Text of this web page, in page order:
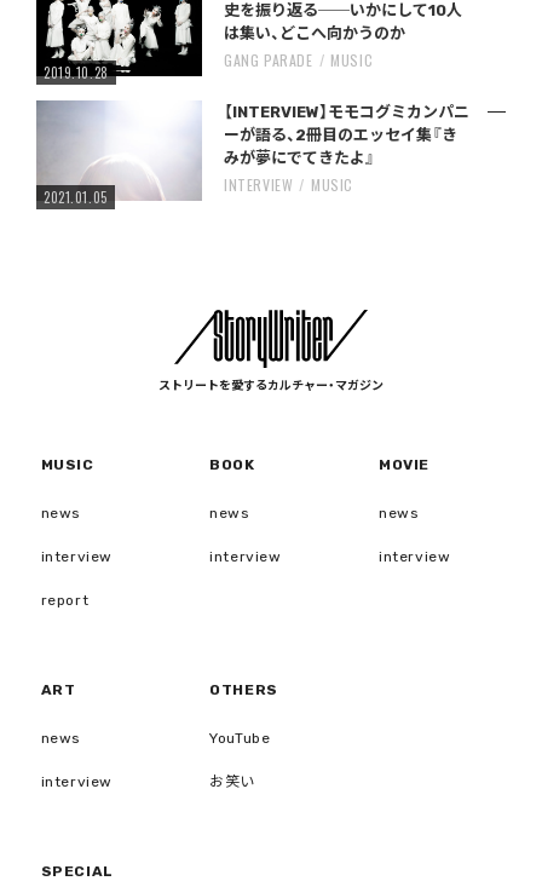
2019.10.28
史を振り返る──いかにして10人
は集い、どこへ向かうのか
GANG PARADE MUSIC
2021.01.05
【INTERVIEW】モモコグミカンパニ
ーが語る、2冊目のエッセイ集『き
みが夢にでてきたよ』
INTERVIEW MUSIC
ストリートを愛するカルチャー・マガジン
MUSIC
news
interview
report
BOOK
news
interview
MOVIE
news
interview
ART
news
interview
OTHERS
YouTube
お笑い
SPECIAL